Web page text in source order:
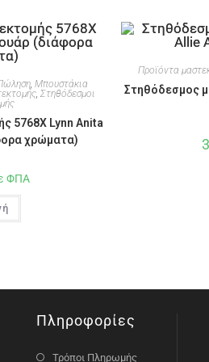
,Μπουστάκια
, Στηθόδεσμοι
5768X Lynn Anita
χρώματα)
ΦΠΑ
Προϊόντα
Στηθόδεσμος
Πληροφορίες
Τρόποι Πληρωμής